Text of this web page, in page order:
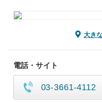
大き
電話・サイト
03-3661-4112